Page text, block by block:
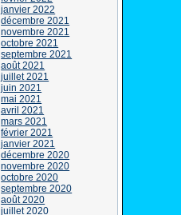
janvier 2022
décembre 2021
novembre 2021
octobre 2021
septembre 2021
août 2021
juillet 2021
juin 2021
mai 2021
avril 2021
mars 2021
février 2021
janvier 2021
décembre 2020
novembre 2020
octobre 2020
septembre 2020
août 2020
juillet 2020